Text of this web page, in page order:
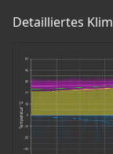
Detailliertes